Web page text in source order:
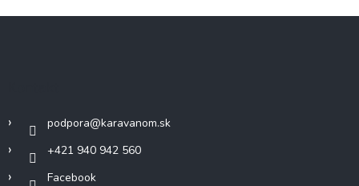
podpora@karavanom.sk
+421 940 942 560
Facebook